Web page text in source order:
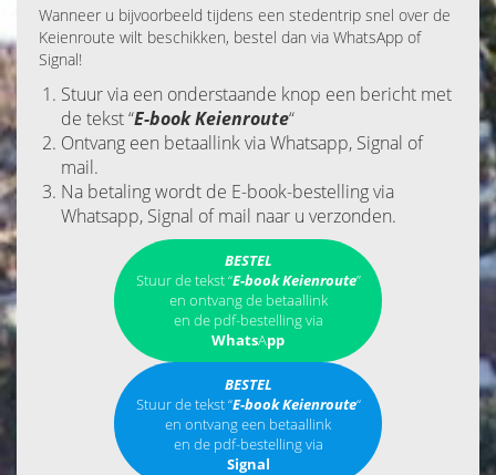
Wanneer u bijvoorbeeld tijdens een stedentrip snel over de
Keienroute wilt beschikken, bestel dan via WhatsApp of
Signal!
Stuur via een onderstaande knop een bericht met
de tekst “E-bookKeienroute“
Ontvang een betaallink via Whatsapp, Signal of
mail.
Na betaling wordt de E-book-bestelling via
Whatsapp, Signal of mail naar u verzonden.
BESTEL
Stuur de tekst “E-bookKeienroute”
en ontvang de betaallink
en de pdf-bestelling via
WhatsApp
BESTEL
Stuur de tekst “E-bookKeienroute“
en ontvang een betaallink
en de pdf-bestelling via
Signal